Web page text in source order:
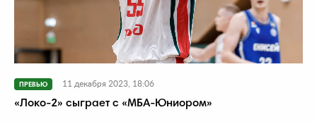
ПРЕВЬЮ 11 декабря 2023, 18:06
«Локо-2» сыграет с «МБА-Юниором»